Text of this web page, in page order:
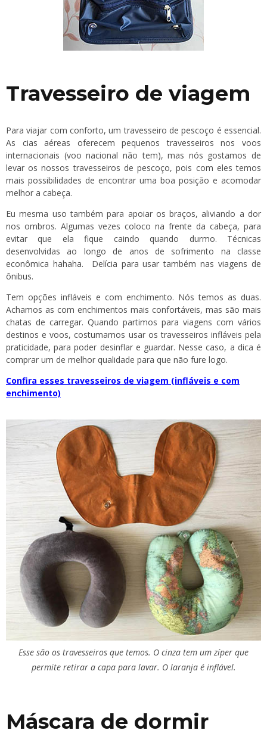
Travesseiro de viagem
Para viajar com conforto, um travesseiro de pescoço é essencial.
As cias aéreas oferecem pequenos travesseiros nos voos
internacionais (voo nacional não tem), mas nós gostamos de
levar os nossos travesseiros de pescoço, pois com eles temos
mais possibilidades de encontrar uma boa posição e acomodar
melhor a cabeça.
Eu mesma uso também para apoiar os braços, aliviando a dor
nos ombros. Algumas vezes coloco na frente da cabeça, para
evitar que ela fique caindo quando durmo. Técnicas
desenvolvidas ao longo de anos de sofrimento na classe
econômica hahaha. Delícia para usar também nas viagens de
ônibus.
Tem opções infláveis e com enchimento. Nós temos as duas.
Achamos as com enchimentos mais confortáveis, mas são mais
chatas de carregar. Quando partimos para viagens com vários
destinos e voos, costumamos usar os travesseiros infláveis pela
praticidade, para poder desinflar e guardar. Nesse caso, a dica é
comprar um de melhor qualidade para que não fure logo.
Confira esses travesseiros de viagem (infláveis e com
enchimento)
Esse são os travesseiros que temos. O cinza tem um zíper que
permite retirar a capa para lavar. O laranja é inflável.
Máscara de dormir